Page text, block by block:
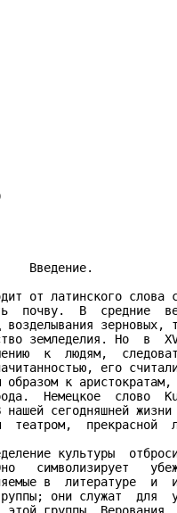
Введение.
от латинского слова
почву.  В  средние
возделывания
земледелия. Но  в
к  людям,
его
образом к
Немецкое  слово
сегодняшней
театром,  прекрасной
культуры
символизирует
в  литературе  и
они служат  для